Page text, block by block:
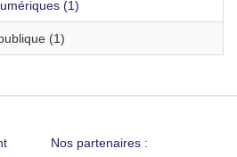
(1)
(1)
Nos partenaires :